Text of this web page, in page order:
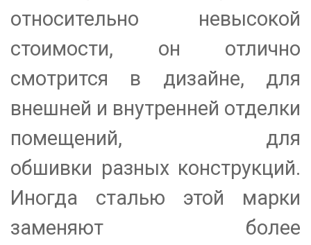
относительно невысокой
стоимости, он отлично
смотрится в дизайне, для
внешней и внутренней отделки
помещений, для
обшивки разных конструкций.
Иногда сталью этой марки
заменяют более